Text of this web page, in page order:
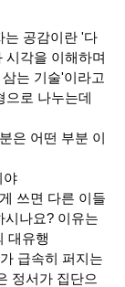
는 공감이란 '다
시각을 이해하며
는 기술'이라고
으로 나누는데
은 어떤 부분 이
야
쓰면 다른 이들
시나요? 이유는
대유행
급속히 퍼지는
정서가 집단으